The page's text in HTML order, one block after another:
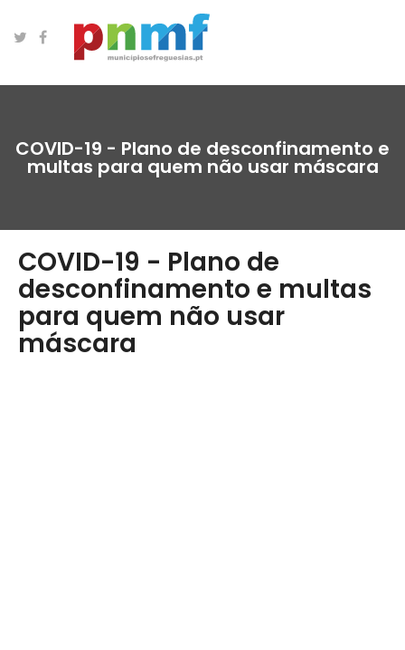
COVID-19 - Plano de desconfinamento e
multas para quem não usar máscara
COVID-19 - Plano de
desconfinamento e multas
para quem não usar
máscara